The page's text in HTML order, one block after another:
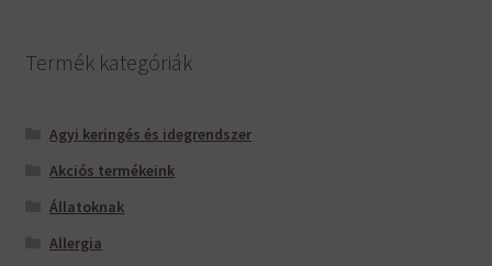
Termék kategóriák
Agyi keringés és idegrendszer
Akciós termékeink
Állatoknak
Allergia